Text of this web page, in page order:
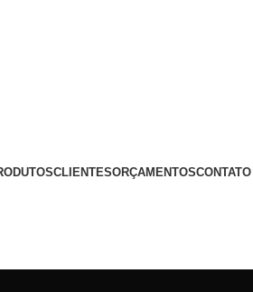
CLIENTESORÇAMENTOSCONTATO